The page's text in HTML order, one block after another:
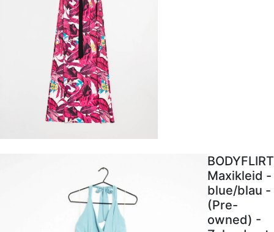
BODYFLIRT
Maxikleid -
blue/blau -
(Pre-
owned) -